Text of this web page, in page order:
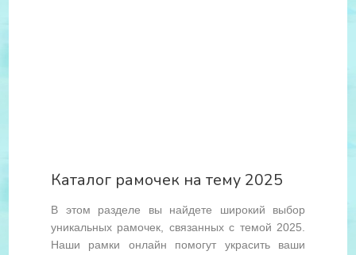
Каталог рамочек на тему 2025
В этом разделе вы найдете широкий выбор
уникальных рамочек, связанных с темой 2025.
Наши рамки онлайн помогут украсить ваши